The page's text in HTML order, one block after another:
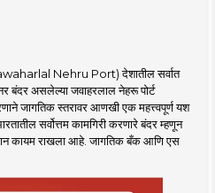
Nehru Port) देशातील सर्वात
बंदर असलेल्या जवाहरलाल नेहरू पोर्ट
जागतिक स्तरावर आणखी एक महत्त्वपूर्ण यश
सर्वोत्तम कामगिरी करणारे बंदर म्हणून
कायम राखला आहे. जागतिक बँक आणि एस